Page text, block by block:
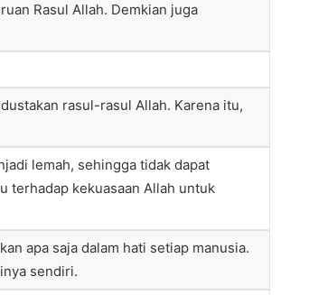
Rasul Allah. Demkian juga
rasul-rasul Allah. Karena itu,
lemah, sehingga tidak dapat
terhadap kekuasaan Allah untuk
apa saja dalam hati setiap manusia.
sendiri.